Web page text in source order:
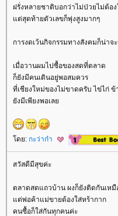
ฝรั่งหลายชาติบอกว่าไม่ป่วยไม่ต้อง
ต่สุดท้ายตัวเลขก็พุ่งสูงมากๆ
การงดเว้นกิจกรรมทางสังคมก็น่า
เมื่อวานผมไปซื้อของสดที่ตลาด
ก็ยังมีคนเดินอยู่พอสมควร
ที่เชียงใหม่ของไม่ขาดครับ ไข่ไก่ ข้
ังมีเพียงพอเล
ดย: กะว่าก๋า
สวัสดีมีสุขค่ะ
ตลาดสดแถวบ้าน ผงก็ยังติดกันเหมื
ต่พ่อค้าแม่ขายต้องใส่หร้ากาก
คนซื้อก็ใส่กันทุกคนค่ะ